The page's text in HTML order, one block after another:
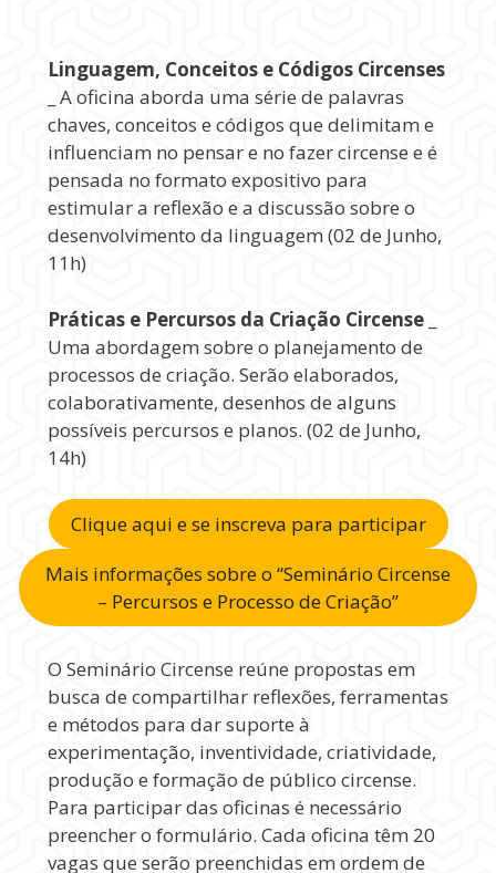
Linguagem, Conceitos e Códigos Circenses
_ A oficina aborda uma série de palavras
chaves, conceitos e códigos que delimitam e
influenciam no pensar e no fazer circense e é
pensada no formato expositivo para
estimular a reflexão e a discussão sobre o
desenvolvimento da linguagem (02 de Junho,
11h)
Práticas e Percursos da Criação Circense_
Uma abordagem sobre o planejamento de
processos de criação. Serão elaborados,
colaborativamente, desenhos de alguns
possíveis percursos e planos. (02 de Junho,
14h)
Clique aqui e se inscreva para participar
Mais informações sobre o “Seminário Circense
– Percursos e Processo de Criação”
O Seminário Circense reúne propostas em
busca de compartilhar reflexões, ferramentas
e métodos para dar suporte à
experimentação, inventividade, criatividade,
produção e formação de público circense.
Para participar das oficinas é necessário
preencher o formulário. Cada oficina têm 20
vagas que serão preenchidas em ordem de